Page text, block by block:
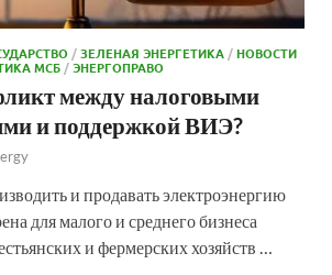
/ЗЕЛЕНАЯ ЭНЕРГЕТИКА /НОВОСТИ
МСБ /ЭНЕРГОПРАВО
между налоговыми
и поддержкой ВИЭ?
и продавать электроэнергию
для малого и среднего бизнеса
и фермерских хозяйств …